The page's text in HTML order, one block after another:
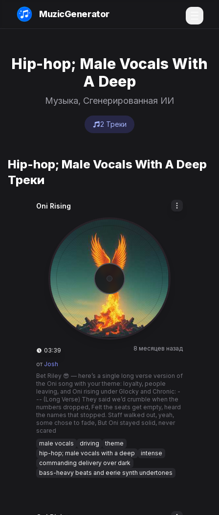
MuzicGenerator
Hip-hop; Male Vocals With
A Deep
Музыка, Сгенерированная ИИ
2 Треки
Hip-hop; Male Vocals With A Deep
Треки
Oni Rising
03:39 8 месяцев назад
от Josh
Bet Riley 😎 — here’s a single long verse version of
the Oni song with your theme: loyalty, people
leaving, and Oni rising under Glocky and Chronic: -
-- (Long Verse) They said we’d crumble when the
numbers dropped, Felt the seats get empty, heard
the names that stopped. Staff walked out, yeah,
some chose to fade, But Oni stayed solid, never
scared
male vocals
driving
theme
hip-hop; male vocals with a deep
intense
commanding delivery over dark
bass-heavy beats and eerie synth undertones